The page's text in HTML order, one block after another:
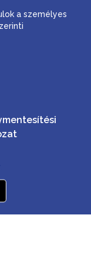
a személyes